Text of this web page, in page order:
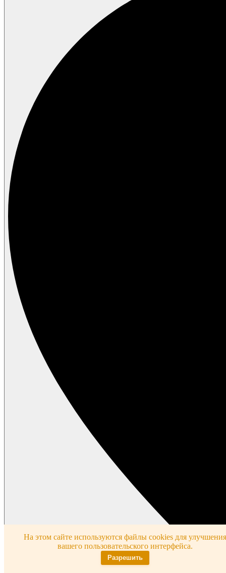
На этом сайте используются файлы cookies для улучшения
вашего пользовательского интерфейса.
Разрешить